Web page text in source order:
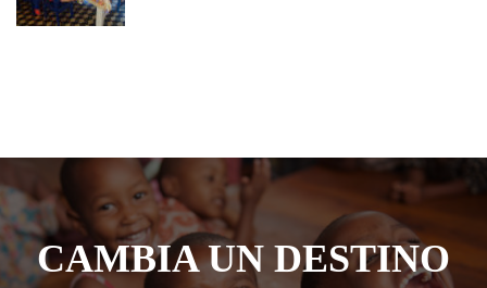
CAMBIA UN DESTINO